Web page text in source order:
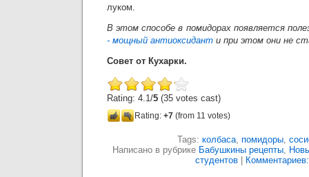
луком.
В этом способе в помидорах появляется
- мощный антиоксидант и при этом они не
Совет от Кухарки.
Rating: 4.1/5 (35 votes cast)
Rating: +7 (from 11 votes)
Tags: колбаса, помидоры,
Написано в рубрике Бабушкины рецепты,
студентов